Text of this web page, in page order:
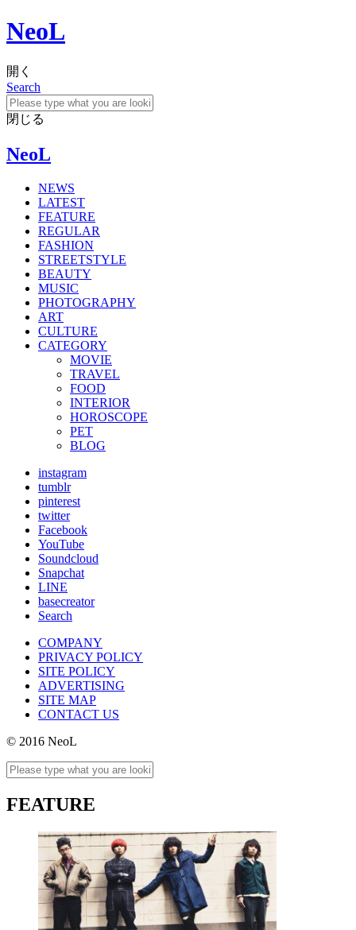
NeoL
開く
Search
閉じる
NeoL
NEWS
LATEST
FEATURE
REGULAR
FASHION
STREETSTYLE
BEAUTY
MUSIC
PHOTOGRAPHY
ART
CULTURE
CATEGORY
MOVIE
TRAVEL
FOOD
INTERIOR
HOROSCOPE
PET
BLOG
instagram
tumblr
pinterest
twitter
Facebook
YouTube
Soundcloud
Snapchat
LINE
basecreator
Search
COMPANY
PRIVACY POLICY
SITE POLICY
ADVERTISING
SITE MAP
CONTACT US
© 2016 NeoL
FEATURE